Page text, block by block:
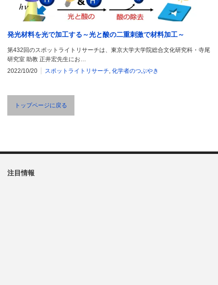
発光材料を光で加工する～光と酸の二重刺激で材料加工～
第432回のスポットライトリサーチは、東京大学大学院総合文化研究科・寺尾
研究室 助教 正井宏先生にお…
2022/10/20
スポットライトリサーチ, 化学者のつぶやき
トップページに戻る
注目情報